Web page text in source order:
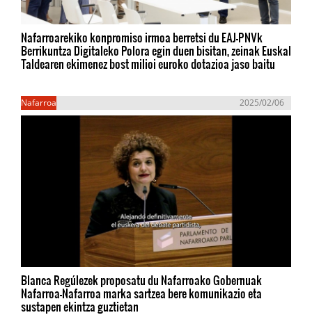
Nafarroarekiko konpromiso irmoa berretsi du EAJ-PNVk
Berrikuntza Digitaleko Polora egin duen bisitan, zeinak Euskal
Taldearen ekimenez bost milioi euroko dotazioa jaso baitu
Nafarroa 2025/02/06
Blanca Regúlezek proposatu du Nafarroako Gobernuak
Nafarroa-Nafarroa marka sartzea bere komunikazio eta
sustapen ekintza guztietan